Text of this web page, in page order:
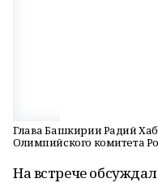
Глава Башкирии Радий
Олимпийского комитета
На встрече